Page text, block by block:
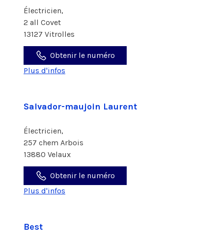
Électricien,
2 all Covet
13127 Vitrolles
Obtenir le numéro
Plus d'infos
Salvador-maujoin Laurent
Électricien,
257 chem Arbois
13880 Velaux
Obtenir le numéro
Plus d'infos
Best